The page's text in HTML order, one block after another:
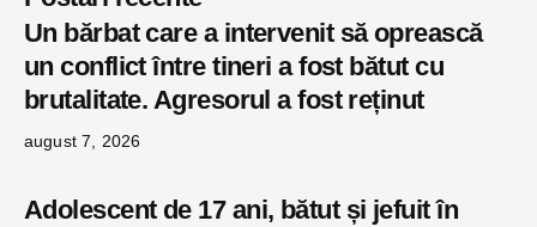
Un bărbat care a intervenit să oprească
un conflict între tineri a fost bătut cu
brutalitate. Agresorul a fost reținut
august 7, 2026
Adolescent de 17 ani, bătut și jefuit în